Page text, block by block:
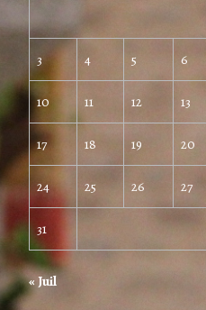
3 4 5 6
10 11 12 13
17 18 19 20
24 25 26 27
31
« Juil